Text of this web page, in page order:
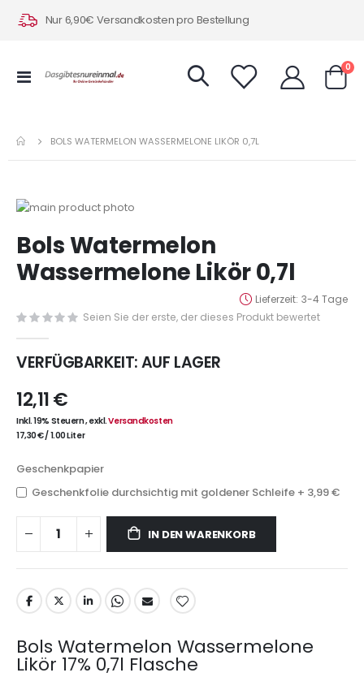
Nur 6,90€ Versandkosten pro Bestellung
Navigation
0
BOLS WATERMELON WASSERMELONE LIKÖR 0,7L
Zum
der
Bildergalerie
springen
Anfang
der
Bildergalerie
Bols Watermelon
Wassermelone Likör 0,7l
Lieferzeit 3-4 Tage
Seien Sie der erste, der dieses Produkt bewertet
VERFÜGBARKEIT:AUF LAGER
12,11 €
Inkl. 19% Steuern,exkl.Versandkosten
17,30 €/1.00 Liter
Geschenkpapier
Geschenkfolie durchsichtig mit goldener Schleife + 3,99 €
IN DEN WARENKORB
Bols Watermelon Wassermelone
Likör 17% 0,7l Flasche